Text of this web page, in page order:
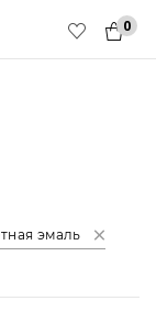
0
эмаль